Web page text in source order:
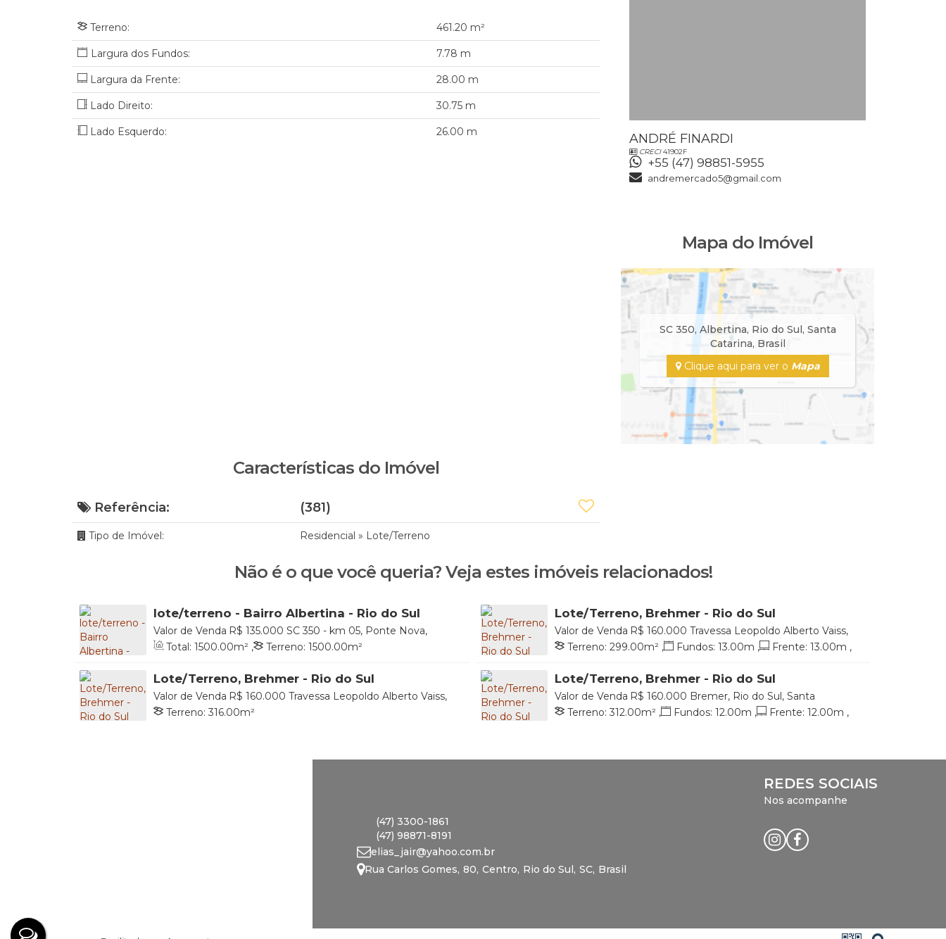
Terreno: 461.20 m²
7.78 m
Largura da Frente: 28.00 m
Lado Direito: 30.75 m
Lado Esquerdo: 26.00 m
JAIR ELIAS ANDRÉ FINARDI
CRECI41902F
+55 (47) 98851-5955
andremercado5@gmail.com
Mapa do Imóvel
SC 350, Albertina, Rio do Sul, Santa
Catarina, Brasil
Clique aqui para ver o Mapa
Características do Imóvel
Referência: (381)
Tipo de Imóvel: Residencial » Lote/Terreno
Não é o que você queria? Veja estes imóveis relacionados!
lote/terreno - Bairro Albertina - Rio do Sul
R$ 135.000
Valor de Venda
SC 350 - km 05, Ponte Nova,
89160-000, Albertina, Rio do Sul, Santa Catarina, Brasil
Total: 1500.00m² , Terreno: 1500.00m²
Lote/Terreno, Brehmer - Rio do Sul
R$ 160.000
Valor de Venda
Travessa Leopoldo Alberto Vaiss,
89161-090, Bremer, Rio do Sul, Santa Catarina, Brasil
Terreno: 299.00m² , Fundos: 13.00m , Frente: 13.00m ,
Lado Direito: 24.50m , Lado Esquerdo: 21.50m
Lote/Terreno, Brehmer - Rio do Sul
R$ 160.000
Valor de Venda
Travessa Leopoldo Alberto Vaiss,
89161-090, Bremer, Rio do Sul, Santa Catarina, Brasil
Terreno: 316.00m²
Lote/Terreno, Brehmer - Rio do Sul
R$ 160.000
Valor de Venda
Bremer, Rio do Sul, Santa
Catarina, Brasil
Terreno: 312.00m² , Fundos: 12.00m , Frente: 12.00m ,
(47) 3300-1861
(47) 98871-8191
elias_jair@yahoo.com.br
Rua Carlos Gomes, 80, Centro, Rio do Sul, SC, Brasil
REDES SOCIAIS
Nos acompanhe